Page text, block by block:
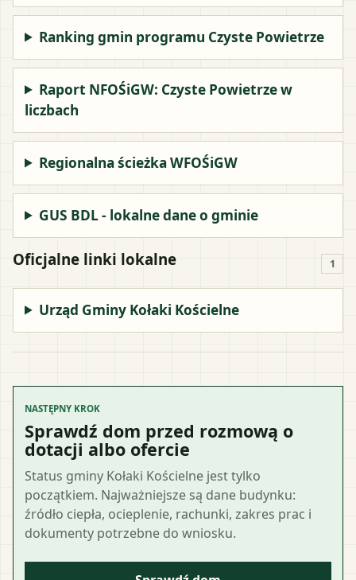
Ranking gmin programu Czyste Powietrze
Raport NFOŚiGW: Czyste Powietrze w
liczbach
Regionalna ścieżka WFOŚiGW
GUS BDL - lokalne dane o gminie
Oficjalne linki lokalne 1
Urząd Gminy Kołaki Kościelne
NASTĘPNY KROK
Sprawdź dom przed rozmową o
dotacji albo ofercie
Status gminy Kołaki Kościelne jest tylko
początkiem. Najważniejsze są dane budynku:
źródło ciepła, ocieplenie, rachunki, zakres prac i
dokumenty potrzebne do wniosku.